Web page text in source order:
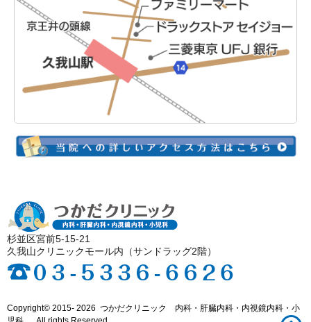
杉並区宮前5-15-21
久我山クリニックモール内（サンドラッグ2階）
Copyright© 2015- 2026 つかだクリニック 内科・肝臓内科・内視鏡内科・小